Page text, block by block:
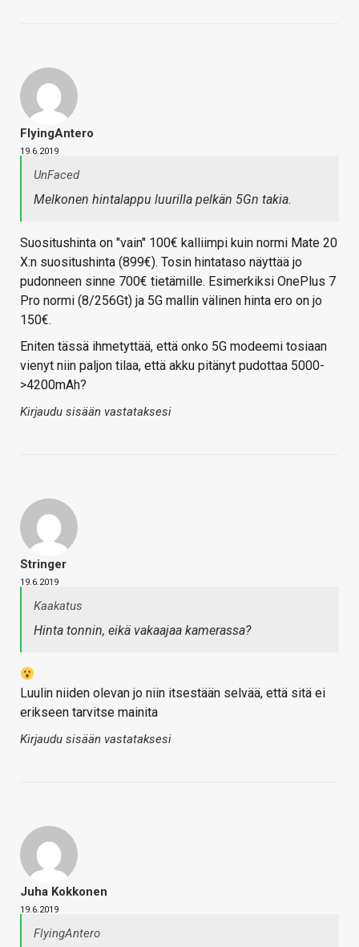
FlyingAntero
19.6.2019
UnFaced
Melkonen hintalappu luurilla pelkän 5Gn takia.
Suositushinta on "vain" 100€ kalliimpi kuin normi Mate 20
X:n suositushinta (899€). Tosin hintataso näyttää jo
pudonneen sinne 700€ tietämille. Esimerkiksi OnePlus 7
Pro normi (8/256Gt) ja 5G mallin välinen hinta ero on jo
150€.
Eniten tässä ihmetyttää, että onko 5G modeemi tosiaan
vienyt niin paljon tilaa, että akku pitänyt pudottaa 5000-
>4200mAh?
Kirjaudu sisään vastataksesi
Stringer
19.6.2019
Kaakatus
Hinta tonnin, eikä vakaajaa kamerassa?
Luulin niiden olevan jo niin itsestään selvää, että sitä ei
erikseen tarvitse mainita
Kirjaudu sisään vastataksesi
Juha Kokkonen
19.6.2019
FlyingAntero